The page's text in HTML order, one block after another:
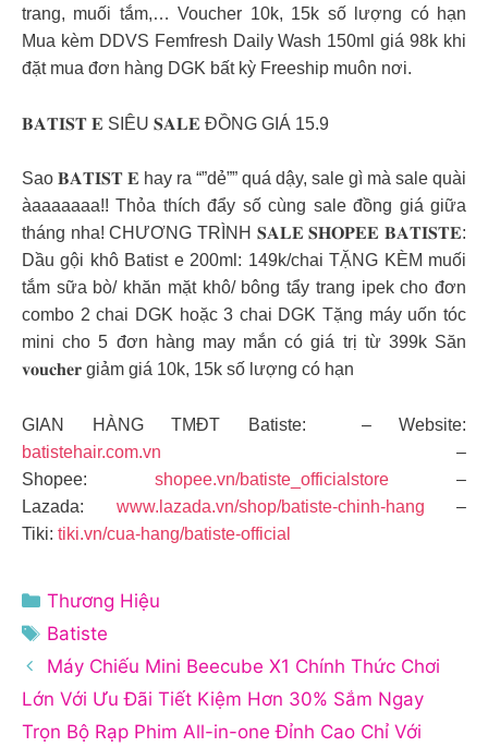
trang, muối tắm,… Voucher 10k, 15k số lượng có hạn
Mua kèm DDVS Femfresh Daily Wash 150ml giá 98k khi
đặt mua đơn hàng DGK bất kỳ Freeship muôn nơi.
𝐁𝐀𝐓𝐈𝐒𝐓 𝐄 SIÊU 𝐒𝐀𝐋𝐄 ĐỒNG GIÁ 15.9
Sao 𝐁𝐀𝐓𝐈𝐒𝐓 𝐄 hay ra “”dẻ”” quá dậy, sale gì mà sale quài
àaaaaaaa!! Thỏa thích đẩy số cùng sale đồng giá giữa
tháng nha! CHƯƠNG TRÌNH 𝐒𝐀𝐋𝐄 𝐒𝐇𝐎𝐏𝐄𝐄 𝐁𝐀𝐓𝐈𝐒𝐓𝐄:
Dầu gội khô Batist e 200ml: 149k/chai TẶNG KÈM muối
tắm sữa bò/ khăn mặt khô/ bông tẩy trang ipek cho đơn
combo 2 chai DGK hoặc 3 chai DGK Tặng máy uốn tóc
mini cho 5 đơn hàng may mắn có giá trị từ 399k Săn
𝐯𝐨𝐮𝐜𝐡𝐞𝐫 giảm giá 10k, 15k số lượng có hạn
GIAN HÀNG TMĐT Batiste: – Website:
batistehair.com.vn –
Shopee: shopee.vn/batiste_officialstore –
Lazada: www.lazada.vn/shop/batiste-chinh-hang –
Tiki: tiki.vn/cua-hang/batiste-official
Danh
mục
Thương Hiệu
Thẻ
Batiste
Máy Chiếu Mini Beecube X1 Chính Thức Chơi
Lớn Với Ưu Đãi Tiết Kiệm Hơn 30% Sắm Ngay
Trọn Bộ Rạp Phim All-in-one Đỉnh Cao Chỉ Với